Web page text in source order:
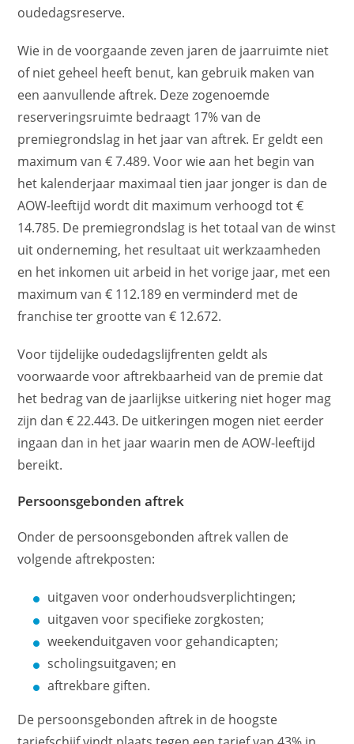
oudedagsreserve.
Wie in de voorgaande zeven jaren de jaarruimte niet
of niet geheel heeft benut, kan gebruik maken van
een aanvullende aftrek. Deze zogenoemde
reserveringsruimte bedraagt 17% van de
premiegrondslag in het jaar van aftrek. Er geldt een
maximum van € 7.489. Voor wie aan het begin van
het kalenderjaar maximaal tien jaar jonger is dan de
AOW-leeftijd wordt dit maximum verhoogd tot €
14.785. De premiegrondslag is het totaal van de winst
uit onderneming, het resultaat uit werkzaamheden
en het inkomen uit arbeid in het vorige jaar, met een
maximum van € 112.189 en verminderd met de
franchise ter grootte van € 12.672.
Voor tijdelijke oudedagslijfrenten geldt als
voorwaarde voor aftrekbaarheid van de premie dat
het bedrag van de jaarlijkse uitkering niet hoger mag
zijn dan € 22.443. De uitkeringen mogen niet eerder
ingaan dan in het jaar waarin men de AOW-leeftijd
bereikt.
Persoonsgebonden aftrek
Onder de persoonsgebonden aftrek vallen de
volgende aftrekposten:
uitgaven voor onderhoudsverplichtingen;
uitgaven voor specifieke zorgkosten;
weekenduitgaven voor gehandicapten;
scholingsuitgaven; en
aftrekbare giften.
De persoonsgebonden aftrek in de hoogste